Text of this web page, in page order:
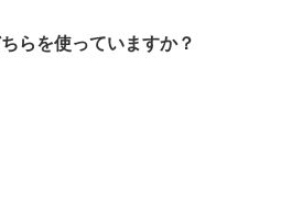
らを使っていますか？